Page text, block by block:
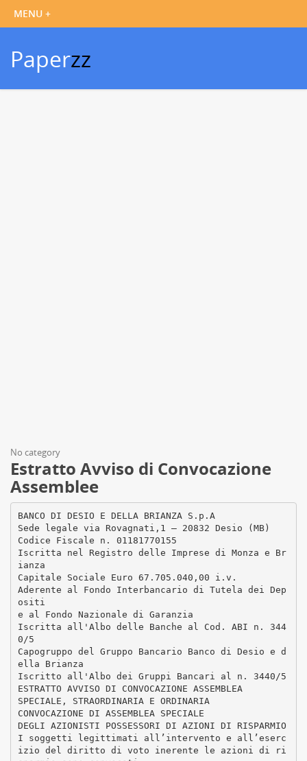
Paperzz
No category
Estratto Avviso di Convocazione
Assemblee
BANCO DI DESIO E DELLA BRIANZA S.p.A
Sede legale via Rovagnati,1 – 20832 Desio (MB)
Codice Fiscale n. 01181770155
Iscritta nel Registro delle Imprese di Monza e Br
ianza
Capitale Sociale Euro 67.705.040,00 i.v.
Aderente al Fondo Interbancario di Tutela dei Dep
ositi
e al Fondo Nazionale di Garanzia
Iscritta all'Albo delle Banche al Cod. ABI n. 344
0/5
Capogruppo del Gruppo Bancario Banco di Desio e d
ella Brianza
Iscritto all'Albo dei Gruppi Bancari al n. 3440/5
ESTRATTO AVVISO DI CONVOCAZIONE ASSEMBLEA
SPECIALE, STRAORDINARIA E ORDINARIA
CONVOCAZIONE DI ASSEMBLEA SPECIALE
DEGLI AZIONISTI POSSESSORI DI AZIONI DI RISPARMIO
I soggetti legittimati all’intervento e all’eserc
izio del diritto di voto inerente le azioni di ri